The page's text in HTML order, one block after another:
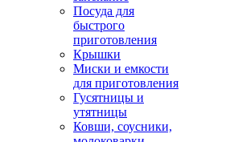
Посуда для
быстрого
приготовления
Крышки
Миски и емкости
для приготовления
Гусятницы и
утятницы
Ковши, соусники,